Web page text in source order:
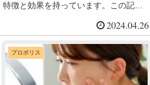
特徴と効果を持っています。この記事
では、美と健康を同時に叶えるプロポ
リスの選び方のポイントと、各産地の
詳細な情報を解説します。あなたにぴ
ったりのプロポリスを見つけて、健康
的な毎日を手に入れましょう！
2024.04.26
プロポリス